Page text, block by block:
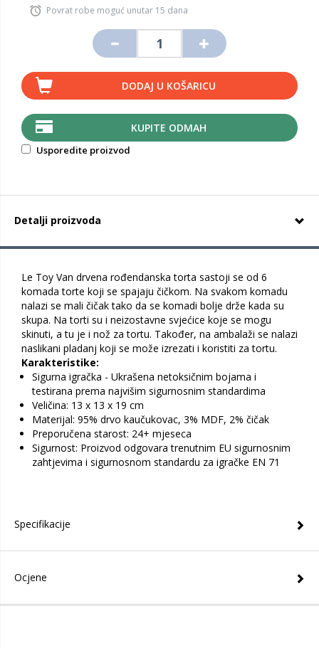
Povrat robe moguć unutar 15 dana
DODAJ U KOŠARICU
KUPITE ODMAH
Usporedite proizvod
Detalji proizvoda
Le Toy Van drvena rođendanska torta sastoji se od 6
komada torte koji se spajaju čičkom. Na svakom komadu
nalazi se mali čičak tako da se komadi bolje drže kada su
skupa. Na torti su i neizostavne svjećice koje se mogu
skinuti, a tu je i nož za tortu. Također, na ambalaži se nalazi
naslikani pladanj koji se može izrezati i koristiti za tortu.
Karakteristike:
Sigurna igračka - Ukrašena netoksičnim bojama i
testirana prema najvišim sigurnosnim standardima
Veličina: 13 x 13 x 19 cm
Materijal: 95% drvo kaučukovac, 3% MDF, 2% čičak
Preporučena starost: 24+ mjeseca
Sigurnost: Proizvod odgovara trenutnim EU sigurnosnim
zahtjevima i sigurnosnom standardu za igračke EN 71
Specifikacije
Ocjene